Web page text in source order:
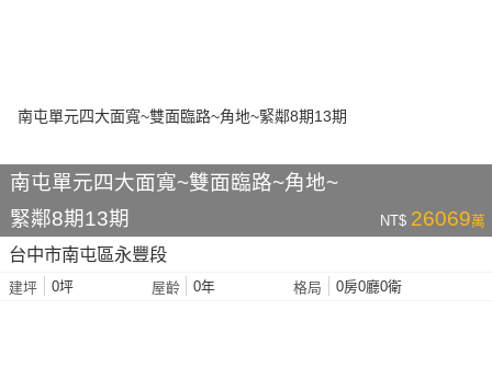
南屯單元四大面寬~雙面臨路~角地~
緊鄰8期13期
NT$ 26069萬
台中市南屯區永豐段
建坪 0坪 屋齡 0年 格局 0房0廳0衛